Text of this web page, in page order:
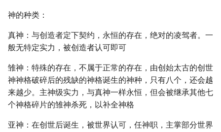
神的种类：
真神：与创造者定下契约，永恒的存在，绝对的凌驾者。一
般无特定实力，被创造者认可即可
雏神：特殊的存在，不属于正常的存在，由创始太古的创世
神神格破碎后的残缺的神格诞生的神种，只有八个，还会越
来越少。主神级实力，与真神一样永恒，但会被继承其他七
个神格碎片的雏神杀死，以补全神格
亚神：在创世后诞生，被世界认可，任神职，主掌部分世界